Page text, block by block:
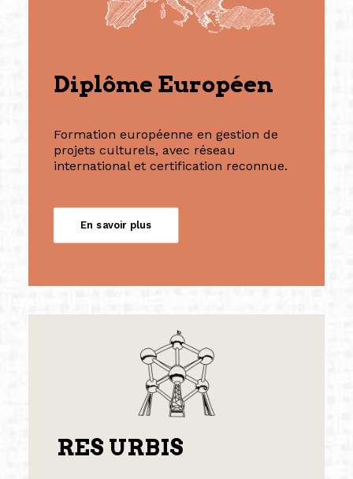
Diplôme Européen
Formation européenne en gestion de
projets culturels, avec réseau
international et certification reconnue.
En savoir plus
RES URBIS